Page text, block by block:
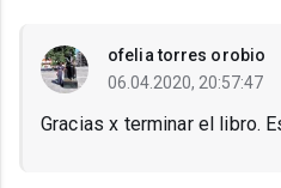
ofelia torres orobio
06.04.2020, 20:57:47
Gracias x terminar el libro.